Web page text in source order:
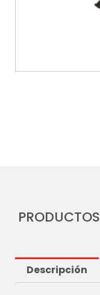
PRODUCTOS
Descripción